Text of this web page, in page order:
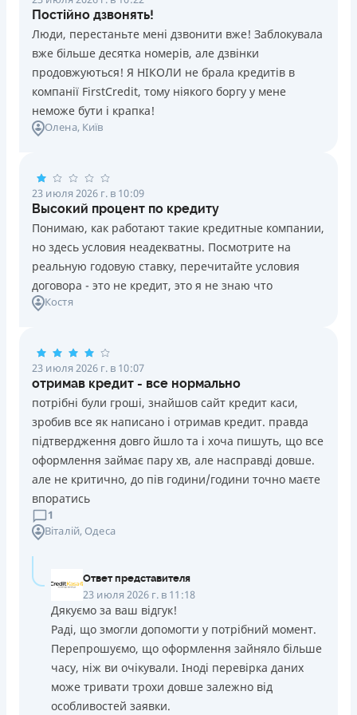
Постійно дзвонять!
Люди, перестаньте мені дзвонити вже! Заблокувала
вже більше десятка номерів, але дзвінки
продовжуються! Я НІКОЛИ не брала кредитів в
компанії FirstCredit, тому ніякого боргу у мене
неможе бути і крапка!
Олена, Київ
23 июля 2026 г. в 10:09
Высокий процент по кредиту
Понимаю, как работают такие кредитные компании,
но здесь условия неадекватны. Посмотрите на
реальную годовую ставку, перечитайте условия
договора - это не кредит, это я не знаю что
Костя
23 июля 2026 г. в 10:07
отримав кредит - все нормально
потрібні були гроші, знайшов сайт кредит каси,
зробив все як написано і отримав кредит. правда
підтвердження довго йшло та і хоча пишуть, що все
оформлення займає пару хв, але насправді довше.
але не критично, до пів години/години точно маєте
впоратись
1
Віталій, Одеса
Ответ представителя
23 июля 2026 г. в 11:18
Дякуємо за ваш відгук!
Раді, що змогли допомогти у потрібний момент.
Перепрошуємо, що оформлення зайняло більше
часу, ніж ви очікували. Іноді перевірка даних
може тривати трохи довше залежно від
особливостей заявки.